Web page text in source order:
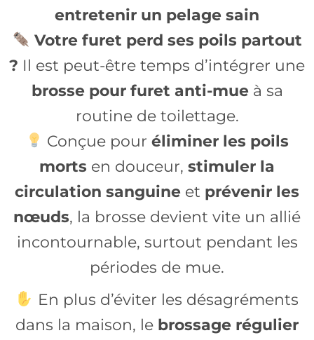
entretenir un pelage sain
Votre furet perd ses poils partout
? Il est peut-être temps d’intégrer une
brosse pour furet anti-mueà sa
routine de toilettage.
Conçue pouréliminer les poils
morts en douceur, stimuler la
circulation sanguine et prévenir les
nœuds, la brosse devient vite un allié
incontournable, surtout pendant les
périodes de mue.
En plus d’éviter les désagréments
dans la maison, le brossage régulier